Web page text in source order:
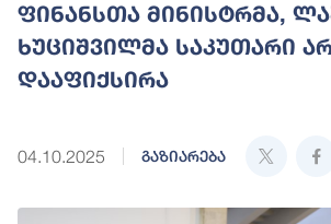
ფინანსთა მინისტრმა,
ხუციშვილმა საკუთარი
დააფიქსირა
04.10.2025 გაზიარება